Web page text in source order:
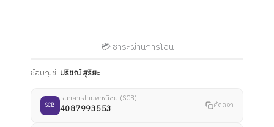
💳 ชำระผ่านการโอน
ชื่อบัญชี: ปริชณ์ สุริยะ
SCB
ธนาคารไทยพาณิชย์ (SCB)
4087993553 คัดลอก